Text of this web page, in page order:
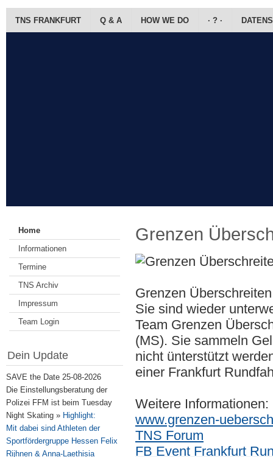
TNS FRANKFURT Q & A HOW WE DO · ? ·
Home
Informationen
Termine
TNS Archiv
Impressum
Team Login
Dein Update
SAVE the Date 25-08-2026
Die Einstellungsberatung der
Polizei FFM ist beim Tuesday
Night Skating » Highlight:
Mit dabei sind Athleten der
Sportfördergruppe Hessen Felix
Rijhnen & Anna-Laethisia
Grenzen
Grenzen
Sie sind wieder
Team Grenzen
(MS). Sie sammeln
nicht ünterstützt
einer Frankfurt
Weitere Informationen:
www.grenzen-
TNS Forum
FB Event Frankfurt